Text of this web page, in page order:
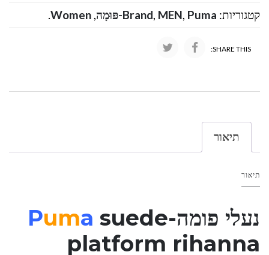
קטגוריות:
Brand, MEN, Puma-פּוּמָה ,
Women
.
SHARE THIS:
תיאור
תיאור
נעלי פומה- Puma suede
platform rihanna